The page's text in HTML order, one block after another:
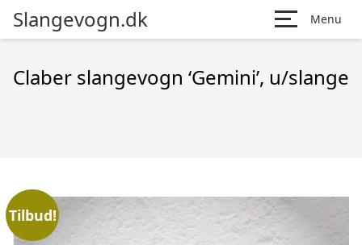
Slangevogn.dk Menu
Claber slangevogn ‘Gemini’, u/slange
Tilbud!